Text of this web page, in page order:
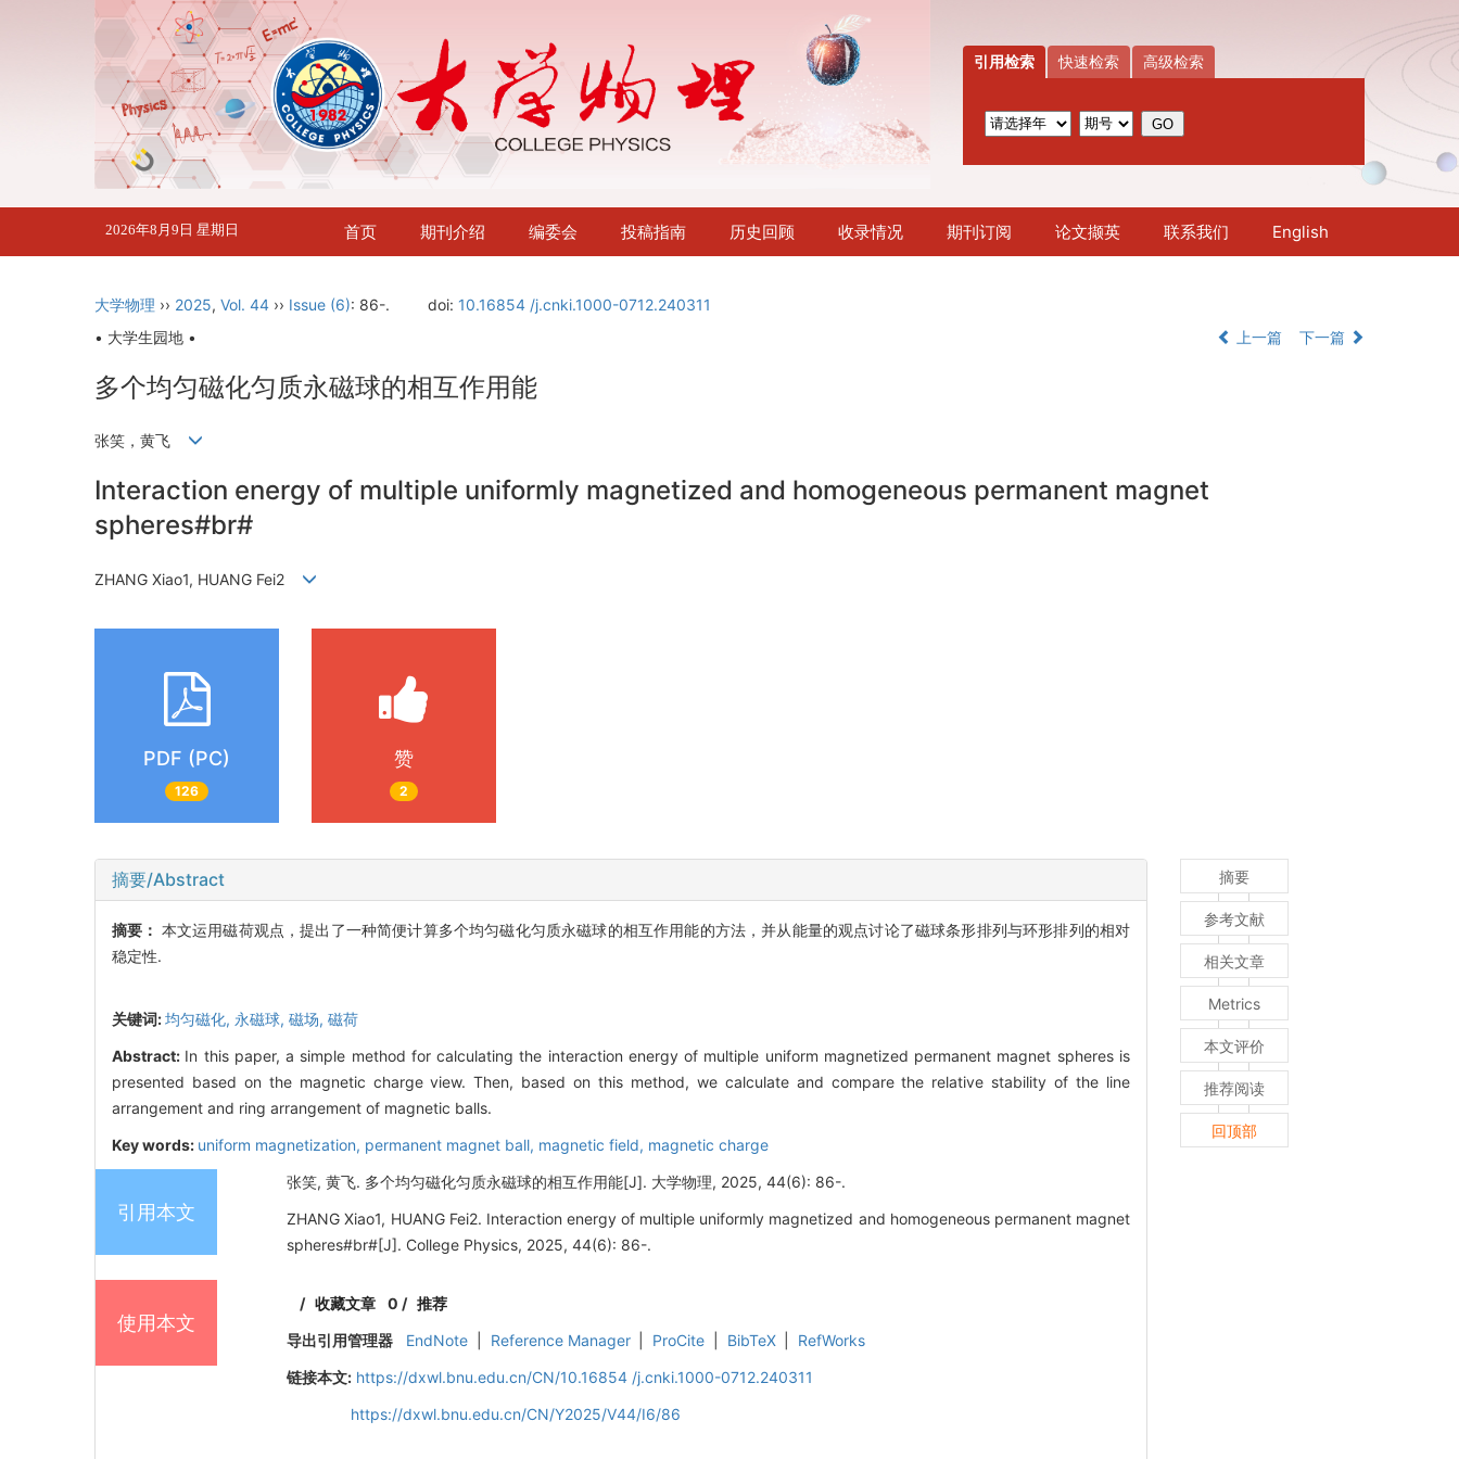
引用检索 快速检索 高级检索
2026年8月9日 星期日 首页 期刊介绍 编委会 投稿指南 历史回顾 收录情况 期刊订阅 论文撷英 联系我们 English
大学物理 ›› 2025, Vol. 44 ›› Issue (6): 86-. doi: 10.16854 /j.cnki.1000-0712.240311
• 大学生园地 •
上一篇 下一篇
多个均匀磁化匀质永磁球的相互作用能
张笑，黄飞
Interaction energy of multiple uniformly magnetized and homogeneous permanent magnet
spheres#br#
ZHANG Xiao1, HUANG Fei2
PDF (PC)
126
赞
2
摘要/Abstract
摘要： 本文运用磁荷观点，提出了一种简便计算多个均匀磁化匀质永磁球的相互作用能的方法，并从能量的观点讨论了磁球条形排列与环形排列的相对
稳定性.
关键词:均匀磁化, 永磁球, 磁场, 磁荷
Abstract: In this paper, a simple method for calculating the interaction energy of multiple uniform magnetized permanent magnet spheres is
presented based on the magnetic charge view. Then, based on this method, we calculate and compare the relative stability of the line
arrangement and ring arrangement of magnetic balls.
Key words: uniform magnetization, permanent magnet ball, magnetic field, magnetic charge
引用本文
张笑, 黄飞. 多个均匀磁化匀质永磁球的相互作用能[J]. 大学物理, 2025, 44(6): 86-.
ZHANG Xiao1, HUANG Fei2. Interaction energy of multiple uniformly magnetized and homogeneous permanent magnet
spheres#br#[J]. College Physics, 2025, 44(6): 86-.
使用本文
/收藏文章 0 /推荐
导出引用管理器
EndNote Reference Manager ProCite BibTeX
RefWorks
链接本文: https://dxwl.bnu.edu.cn/CN/10.16854 /j.cnki.1000-0712.240311
https://dxwl.bnu.edu.cn/CN/Y2025/V44/I6/86
摘要
参考文献
相关文章
Metrics
本文评价
推荐阅读
回顶部